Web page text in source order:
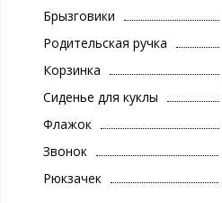
Брызговики
Родительская ручка
Корзинка
Сиденье для куклы
Флажок
Звонок
Рюкзачек